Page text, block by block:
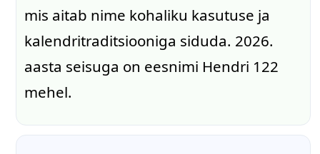
mis aitab nime kohaliku kasutuse ja
kalendritraditsiooniga siduda. 2026.
aasta seisuga on eesnimi Hendri 122
mehel.